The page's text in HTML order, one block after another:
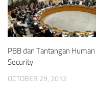
PBB dan Tantangan Human
Security
OCTOBER 29, 2012